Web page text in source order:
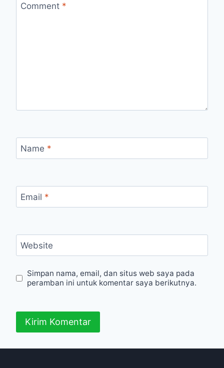
Comment *
Name *
Email *
Website
Simpan nama, email, dan situs web saya pada
peramban ini untuk komentar saya berikutnya.